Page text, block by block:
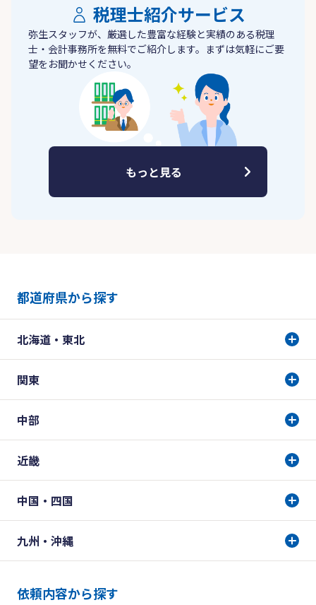
税理士紹介サービス
弥生スタッフが、厳選した豊富な経験と実績のある税理
士・会計事務所を無料でご紹介します。まずは気軽にご要
望をお聞かせください。
もっと見る
都道府県から探す
北海道・東北
関東
中部
近畿
中国・四国
九州・沖縄
依頼内容から探す